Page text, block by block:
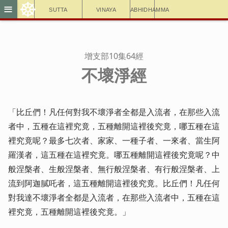
Sutta Vinaya Abhidhamma
≡ ☸
增支部10集64經
不壞淨經
「比丘們！凡任何對我不壞淨者全都是入流者，在那些入流
者中，五種在這裡究竟，五種離開這裡後究竟，哪五種在這
裡究竟呢？最多七次者、家家、一種子者、一來者、當生阿
羅漢者，這五種在這裡究竟。哪五種離開這裡後究竟呢？中
般涅槃者、生般涅槃者、無行般涅槃者、有行般涅槃者、上
流到阿迦膩吒者，這五種離開這裡後究竟。比丘們！凡任何
對我達不壞淨者全都是入流者，在那些入流者中，五種在這
裡究竟，五種離開這裡後究竟。」